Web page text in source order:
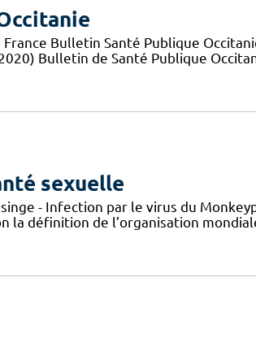
Bulletin Santé Publique
Bulletin de Santé Publique
sexuelle
- Infection par le virus du
la définition de l’organisation